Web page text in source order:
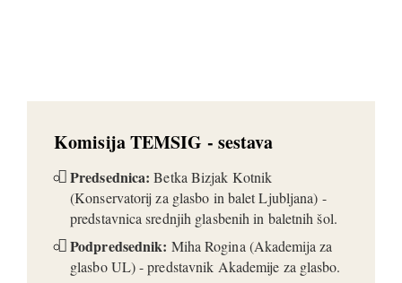
Komisija TEMSIG - sestava
Predsednica: Betka Bizjak Kotnik
(Konservatorij za glasbo in balet Ljubljana) -
predstavnica srednjih glasbenih in baletnih šol.
Podpredsednik: Miha Rogina (Akademija za
glasbo UL) - predstavnik Akademije za glasbo.